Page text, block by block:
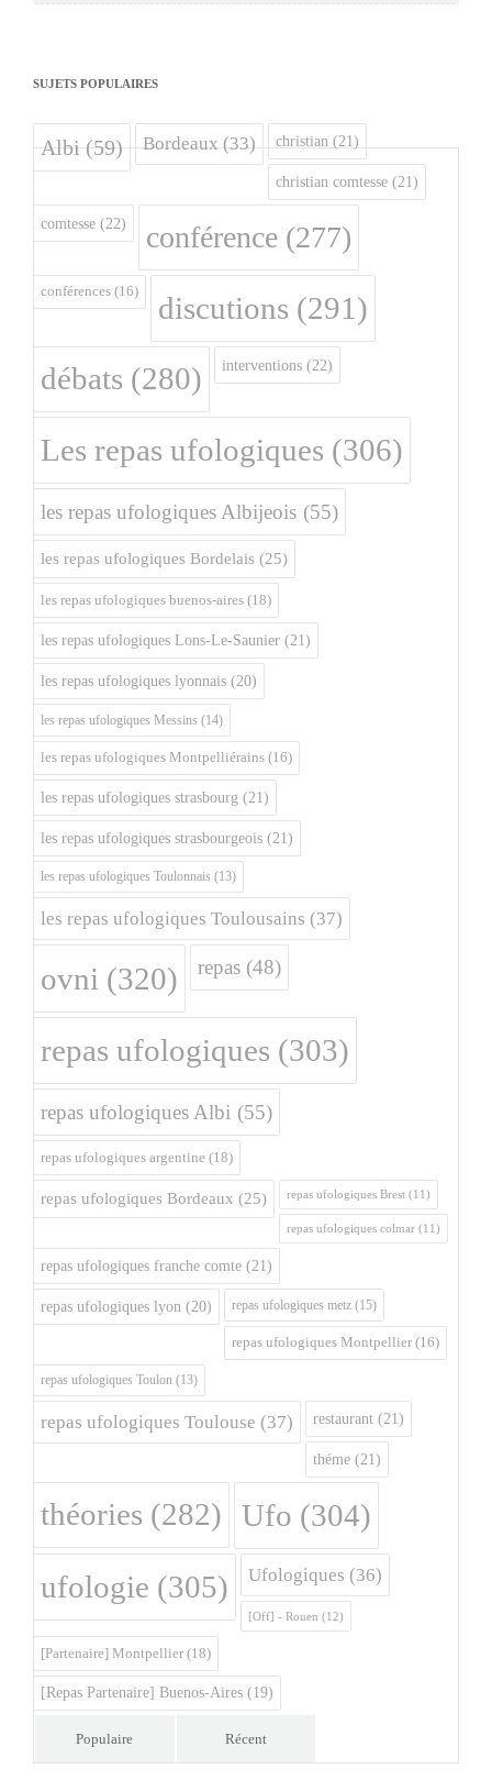
SUJETS POPULAIRES
Albi(59) Bordeaux(33) christian (21)
christian comtesse (21)
comtesse (22) conférence (277)
conférences (16) discutions (291)
débats (280) interventions (22)
Les repas ufologiques (306)
les repas ufologiques Albijeois (55)
les repas ufologiques Bordelais (25)
les repas ufologiques buenos-aires (18)
les repas ufologiques Lons-Le-Saunier (21)
les repas ufologiques lyonnais (20)
les repas ufologiques Messins (14)
les repas ufologiques Montpelliérains (16)
les repas ufologiques strasbourg (21)
les repas ufologiques strasbourgeois (21)
les repas ufologiques Toulonnais (13)
les repas ufologiques Toulousains (37)
ovni (320) repas (48)
repas ufologiques (303)
repas ufologiques Albi (55)
repas ufologiques argentine (18)
repas ufologiques Bordeaux (25) repas ufologiques Brest (11)
repas ufologiques colmar (11)
repas ufologiques franche comte (21)
repas ufologiques lyon (20) repas ufologiques metz (15)
repas ufologiques Montpellier (16)
repas ufologiques Toulon (13)
repas ufologiques Toulouse (37) restaurant (21)
théme (21)
théories (282) Ufo (304)
ufologie (305) Ufologiques (36)
[Off] - Rouen (12)
[Partenaire] Montpellier (18)
[Repas Partenaire] Buenos-Aires (19)
Populaire Récent